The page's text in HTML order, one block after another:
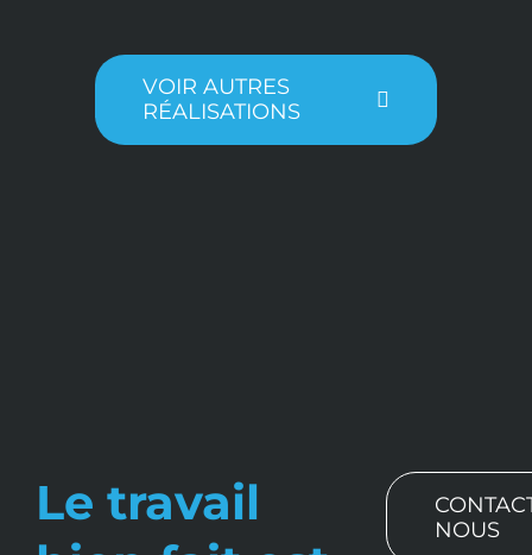
VOIR AUTRES
RÉALISATIONS
Le travail
NOUS